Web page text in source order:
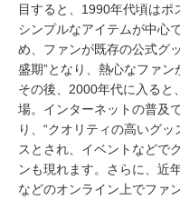
目すると、1990年代頃はポ
シンプルなアイテムが中心
め、ファンが既存の公式グ
盛期”となり、熱心なファン
その後、2000年代に入ると
場。インターネットの普及
り、“クオリティの高いグ
スとされ、イベントなどで
ンも現れます。さらに、近
などのオンライン上でファ